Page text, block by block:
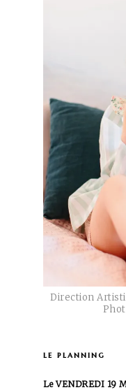
Direction
le planning
Le VENDREDI 19